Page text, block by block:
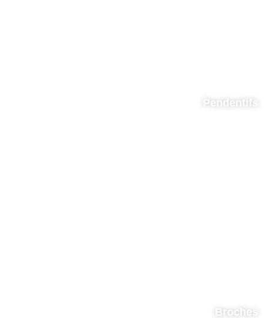
Pendentifs
Broches